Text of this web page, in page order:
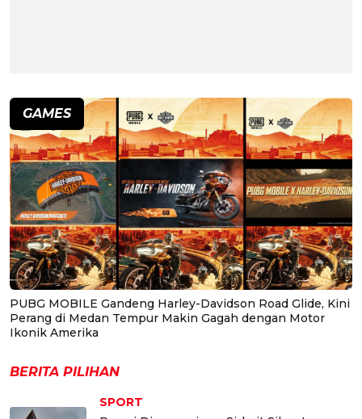
GAMES
PUBG MOBILE Gandeng Harley-Davidson Road Glide, Kini
Perang di Medan Tempur Makin Gagah dengan Motor
Ikonik Amerika
BERITA PILIHAN
SPORT